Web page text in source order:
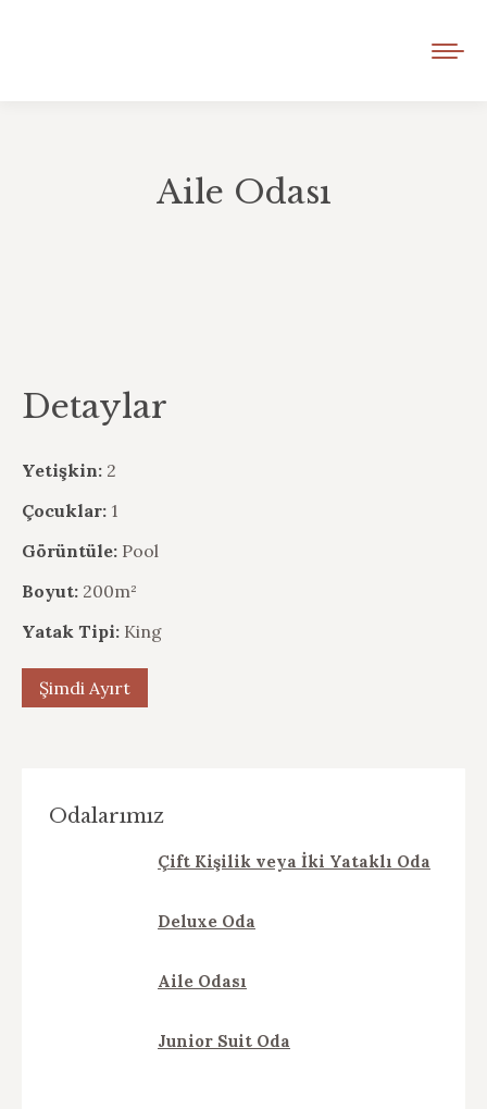
Aile Odası
Şimdi Ayırt
Detaylar
Yetişkin: 2
Çocuklar: 1
Görüntüle: Pool
Boyut: 200m²
Yatak Tipi: King
Odalarımız
Çift Kişilik veya İki Yataklı Oda
Deluxe Oda
Aile Odası
Junior Suit Oda